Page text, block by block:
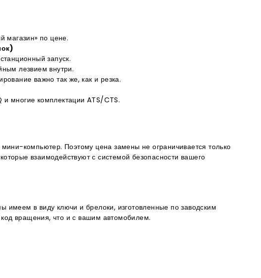
магазин» по цене.
запуск.
лезвием внутри.
важно так же, как и резка.
многие комплектации ATS/CTS.
компьютер. Поэтому цена замены не ограничивается только
взаимодействуют с системой безопасности вашего
имеем в виду ключи и брелоки, изготовленные по заводским
вращения, что и с вашим автомобилем.